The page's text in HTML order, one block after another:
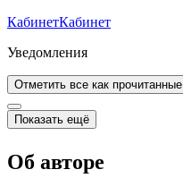
КабинетКабинет
Уведомления
Отметить все как прочитанные
Показать ещё
Об авторе